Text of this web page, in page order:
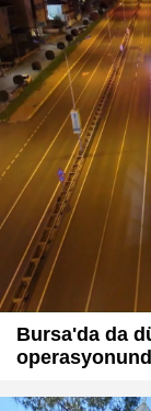
Bursa'da da